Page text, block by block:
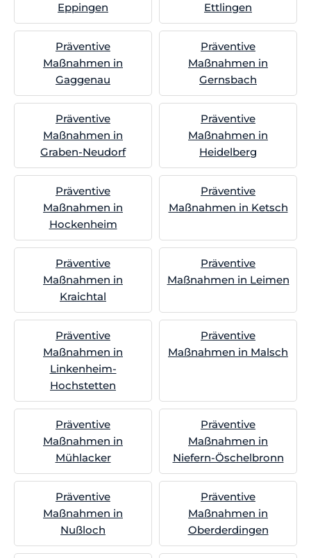
Eppingen
Ettlingen
Präventive
Maßnahmen in
Gaggenau
Präventive
Maßnahmen in
Gernsbach
Präventive
Maßnahmen in
Graben-Neudorf
Präventive
Maßnahmen in
Heidelberg
Präventive
Maßnahmen in
Hockenheim
Präventive
Maßnahmen in Ketsch
Präventive
Maßnahmen in
Kraichtal
Präventive
Maßnahmen in Leimen
Präventive
Maßnahmen in
Linkenheim-
Hochstetten
Präventive
Maßnahmen in Malsch
Präventive
Maßnahmen in
Mühlacker
Präventive
Maßnahmen in
Niefern-Öschelbronn
Präventive
Maßnahmen in
Nußloch
Präventive
Maßnahmen in
Oberderdingen